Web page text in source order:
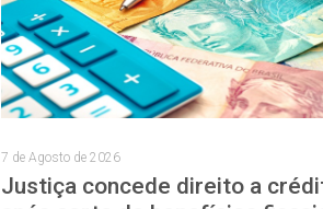
7 de Agosto de 2026
Justiça concede direito a